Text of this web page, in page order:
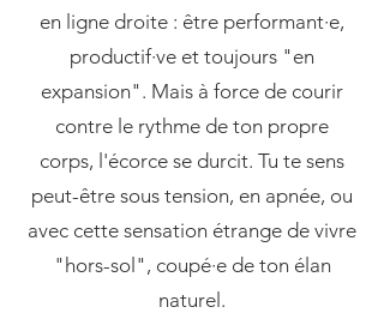
en ligne droite : être performant·e,
productif·ve et toujours "en
expansion". Mais à force de courir
contre le rythme de ton propre
corps, l'écorce se durcit. Tu te sens
peut-être sous tension, en apnée, ou
avec cette sensation étrange de vivre
"hors-sol", coupé·e de ton élan
naturel.